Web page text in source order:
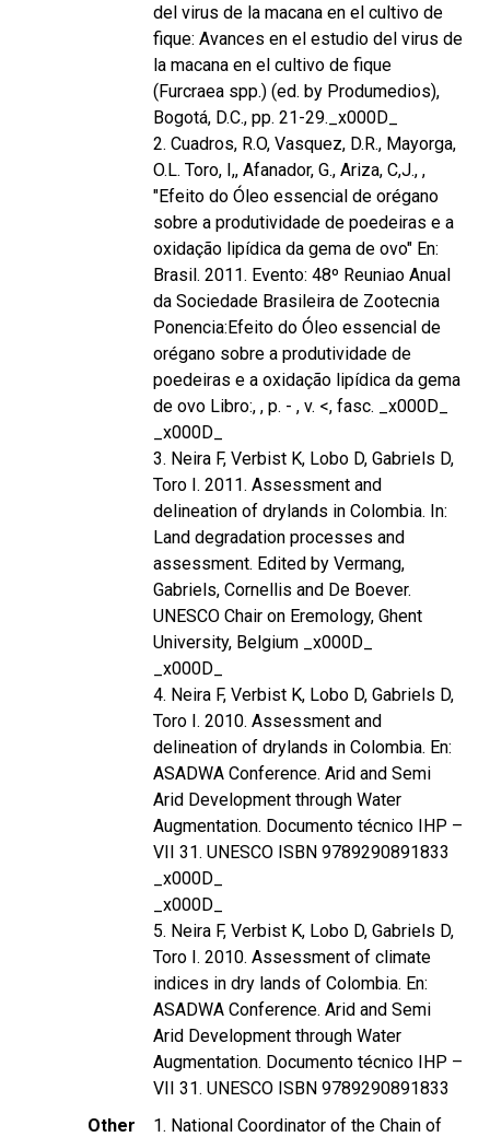
del virus de la macana en el cultivo de
fique: Avances en el estudio del virus de
la macana en el cultivo de fique
(Furcraea spp.) (ed. by Produmedios),
Bogotá, D.C., pp. 21-29._x000D_
2. Cuadros, R.O, Vasquez, D.R., Mayorga,
O.L. Toro, I,, Afanador, G., Ariza, C,J., ,
"Efeito do Óleo essencial de orégano
sobre a produtividade de poedeiras e a
oxidação lipídica da gema de ovo" En:
Brasil. 2011. Evento: 48º Reuniao Anual
da Sociedade Brasileira de Zootecnia
Ponencia:Efeito do Óleo essencial de
orégano sobre a produtividade de
poedeiras e a oxidação lipídica da gema
de ovo Libro:, , p. - , v. <, fasc. _x000D_
_x000D_
3. Neira F, Verbist K, Lobo D, Gabriels D,
Toro I. 2011. Assessment and
delineation of drylands in Colombia. In:
Land degradation processes and
assessment. Edited by Vermang,
Gabriels, Cornellis and De Boever.
UNESCO Chair on Eremology, Ghent
University, Belgium _x000D_
_x000D_
4. Neira F, Verbist K, Lobo D, Gabriels D,
Toro I. 2010. Assessment and
delineation of drylands in Colombia. En:
ASADWA Conference. Arid and Semi
Arid Development through Water
Augmentation. Documento técnico IHP –
VII 31. UNESCO ISBN 9789290891833
_x000D_
_x000D_
5. Neira F, Verbist K, Lobo D, Gabriels D,
Toro I. 2010. Assessment of climate
indices in dry lands of Colombia. En:
ASADWA Conference. Arid and Semi
Arid Development through Water
Augmentation. Documento técnico IHP –
VII 31. UNESCO ISBN 9789290891833
Other
1. National Coordinator of the Chain of